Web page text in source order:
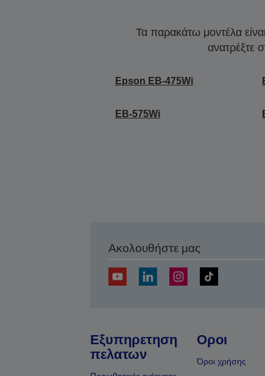
Τα παρακάτω μοντέλα
ανατρέξτε
Epson EB-475Wi
EB-575Wi
Ακολουθήστε μας
Εξυπηρετηση
πελατων
Οροι
Όροι χρήσης